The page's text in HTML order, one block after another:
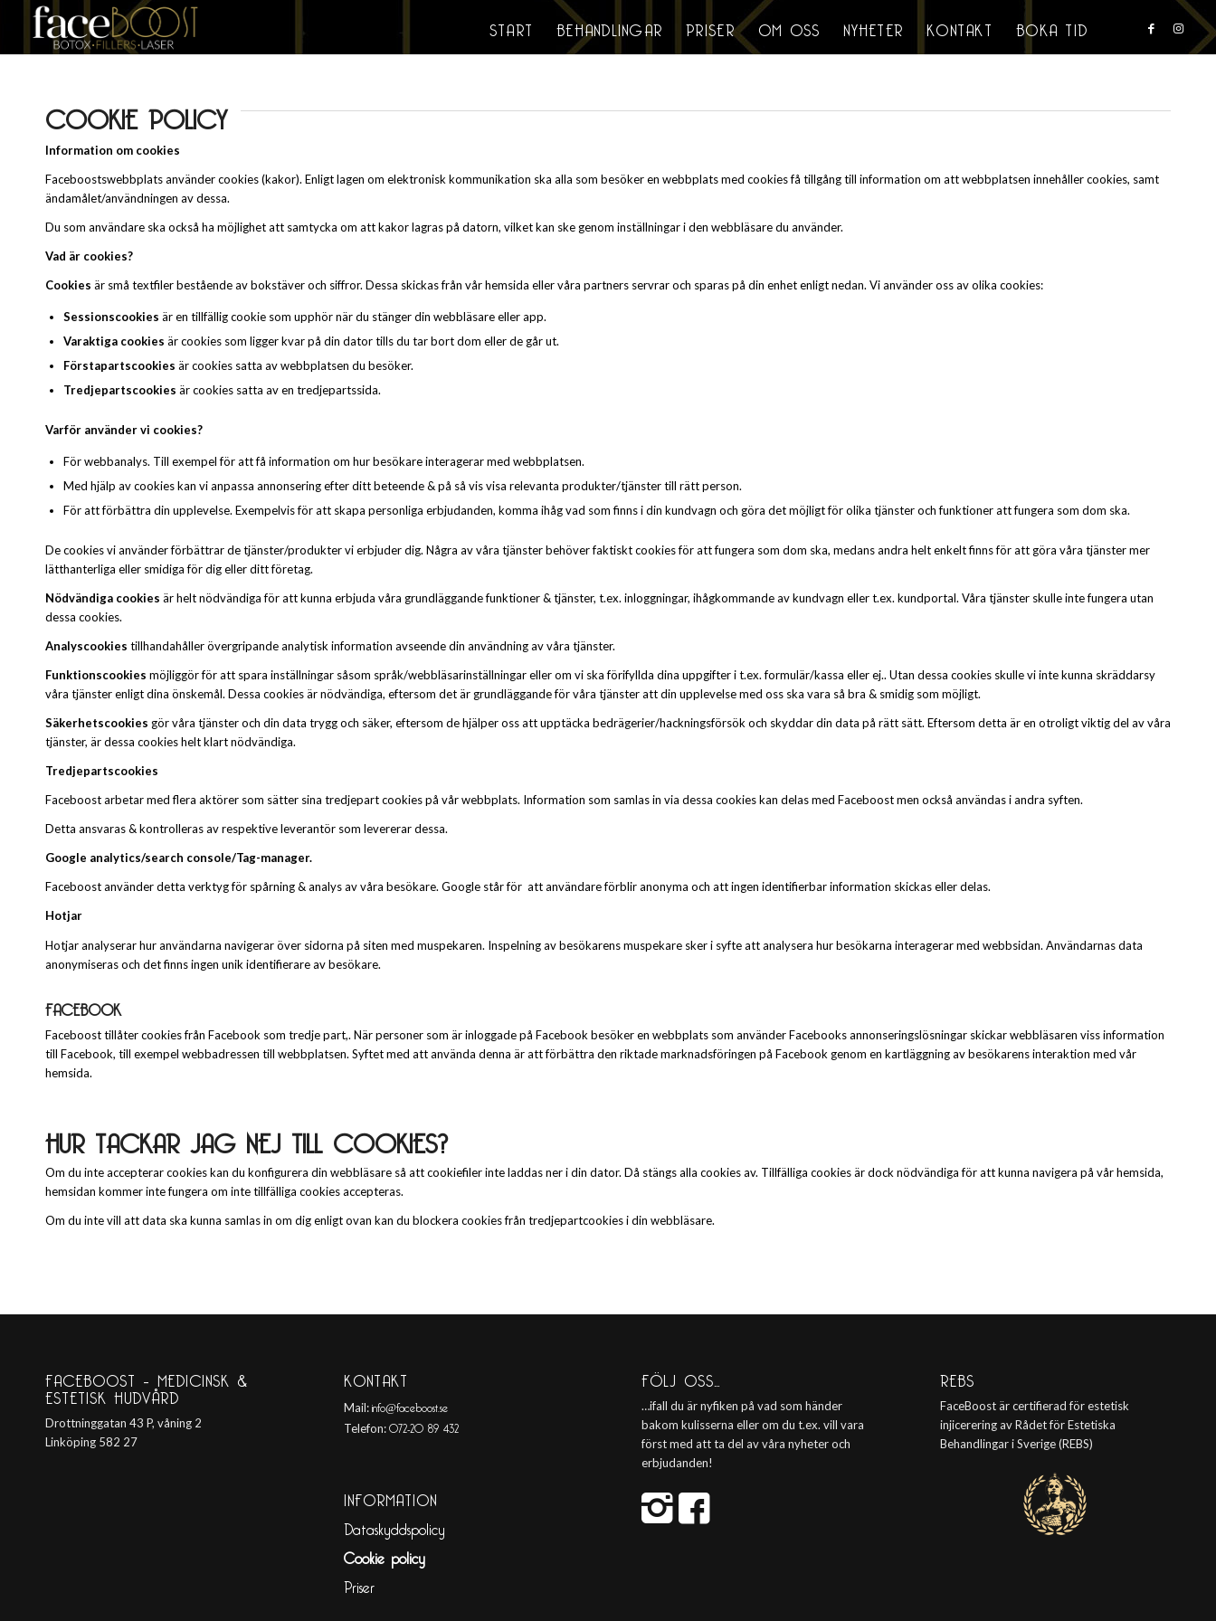
START BEHANDLINGAR PRISER OM OSS NYHETER KONTAKT BOKA TID
COOKIE POLICY
Information om cookies
Faceboostswebbplats använder cookies (kakor). Enligt lagen om elektronisk kommunikation ska alla som besöker en webbplats med cookies få tillgång till information om att webbplatsen innehåller cookies, samt
ändamålet/användningen av dessa.
Du som användare ska också ha möjlighet att samtycka om att kakor lagras på datorn, vilket kan ske genom inställningar i den webbläsare du använder.
Vad är cookies?
Cookies är små textfiler bestående av bokstäver och siffror. Dessa skickas från vår hemsida eller våra partners servrar och sparas på din enhet enligt nedan. Vi använder oss av olika cookies:
Sessionscookies är en tillfällig cookie som upphör när du stänger din webbläsare eller app.
Varaktiga cookies är cookies som ligger kvar på din dator tills du tar bort dom eller de går ut.
Förstapartscookies är cookies satta av webbplatsen du besöker.
Tredjepartscookies är cookies satta av en tredjepartssida.
Varför använder vi cookies?
För webbanalys. Till exempel för att få information om hur besökare interagerar med webbplatsen.
Med hjälp av cookies kan vi anpassa annonsering efter ditt beteende & på så vis visa relevanta produkter/tjänster till rätt person.
För att förbättra din upplevelse. Exempelvis för att skapa personliga erbjudanden, komma ihåg vad som finns i din kundvagn och göra det möjligt för olika tjänster och funktioner att fungera som dom ska.
De cookies vi använder förbättrar de tjänster/produkter vi erbjuder dig. Några av våra tjänster behöver faktiskt cookies för att fungera som dom ska, medans andra helt enkelt finns för att göra våra tjänster mer
lätthanterliga eller smidiga för dig eller ditt företag.
Nödvändiga cookies är helt nödvändiga för att kunna erbjuda våra grundläggande funktioner & tjänster, t.ex. inloggningar, ihågkommande av kundvagn eller t.ex. kundportal. Våra tjänster skulle inte fungera utan
dessa cookies.
Analyscookies tillhandahåller övergripande analytisk information avseende din användning av våra tjänster.
Funktionscookies möjliggör för att spara inställningar såsom språk/webbläsarinställningar eller om vi ska förifyllda dina uppgifter i t.ex. formulär/kassa eller ej.. Utan dessa cookies skulle vi inte kunna skräddarsy
våra tjänster enligt dina önskemål. Dessa cookies är nödvändiga, eftersom det är grundläggande för våra tjänster att din upplevelse med oss ska vara så bra & smidig som möjligt.
Säkerhetscookies gör våra tjänster och din data trygg och säker, eftersom de hjälper oss att upptäcka bedrägerier/hackningsförsök och skyddar din data på rätt sätt. Eftersom detta är en otroligt viktig del av våra
tjänster, är dessa cookies helt klart nödvändiga.
Tredjepartscookies
Faceboost arbetar med flera aktörer som sätter sina tredjepart cookies på vår webbplats. Information som samlas in via dessa cookies kan delas med Faceboost men också användas i andra syften.
Detta ansvaras & kontrolleras av respektive leverantör som levererar dessa.
Google analytics/search console/Tag-manager.
Faceboost använder detta verktyg för spårning & analys av våra besökare. Google står för att användare förblir anonyma och att ingen identifierbar information skickas eller delas.
Hotjar
Hotjar analyserar hur användarna navigerar över sidorna på siten med muspekaren. Inspelning av besökarens muspekare sker i syfte att analysera hur besökarna interagerar med webbsidan. Användarnas data
anonymiseras och det finns ingen unik identifierare av besökare.
FACEBOOK
Faceboost tillåter cookies från Facebook som tredje part,. När personer som är inloggade på Facebook besöker en webbplats som använder Facebooks annonseringslösningar skickar webbläsaren viss information
till Facebook, till exempel webbadressen till webbplatsen. Syftet med att använda denna är att förbättra den riktade marknadsföringen på Facebook genom en kartläggning av besökarens interaktion med vår
hemsida.
HUR TACKAR JAG NEJ TILL COOKIES?
Om du inte accepterar cookies kan du konfigurera din webbläsare så att cookiefiler inte laddas ner i din dator. Då stängs alla cookies av. Tillfälliga cookies är dock nödvändiga för att kunna navigera på vår hemsida,
hemsidan kommer inte fungera om inte tillfälliga cookies accepteras.
Om du inte vill att data ska kunna samlas in om dig enligt ovan kan du blockera cookies från tredjepartcookies i din webbläsare.
FACEBOOST – MEDICINSK &
ESTETISK HUDVÅRD
Drottninggatan 43 P, våning 2
Linköping 582 27
KONTAKT
Mail:info@faceboost.se
Telefon:072-20 89 432
INFORMATION
Dataskyddspolicy
Cookie policy
Priser
FÖLJ OSS…
…ifall du är nyfiken på vad som händer
bakom kulisserna eller om du t.ex. vill vara
först med att ta del av våra nyheter och
erbjudanden!
REBS
FaceBoost är certifierad för estetisk
injicerering av Rådet för Estetiska
Behandlingar i Sverige (REBS)